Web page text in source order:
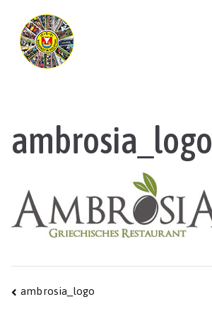
Inhalt
springen
ambrosia_logo
Beitragsnavigation
ambrosia_logo